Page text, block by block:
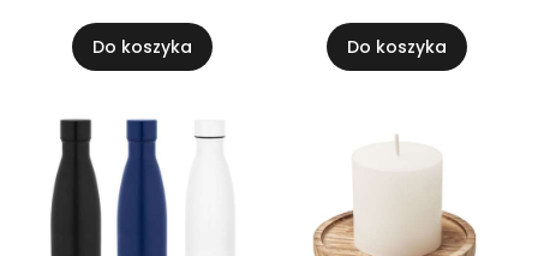
Do koszyka Do koszyka